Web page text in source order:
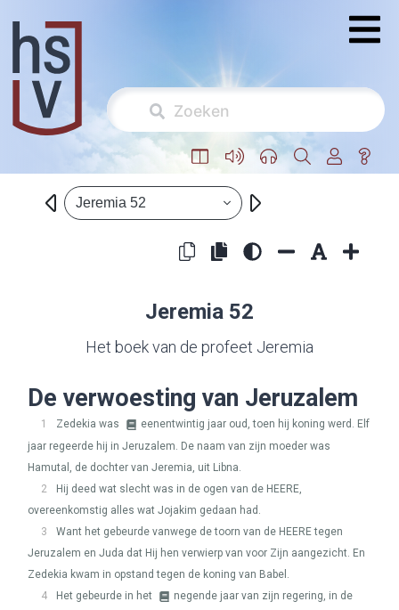
Jeremia 52
Jeremia 52
Het boek van de profeet Jeremia
De verwoesting van Jeruzalem
1 Zedekia was
eenentwintig jaar oud, toen hij koning werd. Elf
jaar regeerde hij in Jeruzalem. De naam van zijn moeder was
Hamutal, de dochter van Jeremia, uit Libna.
2
Hij deed wat slecht was in de ogen van de HEERE,
overeenkomstig alles wat Jojakim gedaan had.
3
Want het gebeurde vanwege de toorn van de HEEREtegen
Jeruzalem en Juda dat Hij hen verwierp van voor Zijn aangezicht. En
Zedekia kwam in opstand tegen de koning van Babel.
4
Het gebeurde in het
negende jaar van zijn regering, in de